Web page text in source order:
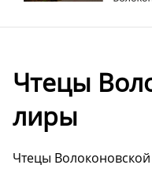
Чтецы
лиры
Чтецы